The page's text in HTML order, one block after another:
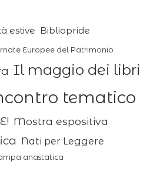
estive Bibliopride
Europee del Patrimonio
Il maggio dei libri
tematico
Mostra espositiva
Nati per Leggere
anastatica